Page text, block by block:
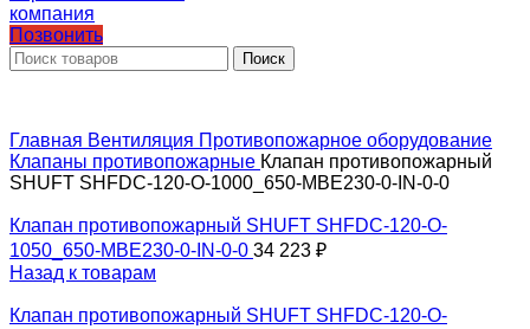
Позвонить
Поиск
Главная Вентиляция Противопожарное оборудование
Клапаны противопожарные Клапан противопожарный
SHUFT SHFDC-120-O-1000_650-MBE230-0-IN-0-0
Клапан противопожарный SHUFT SHFDC-120-O-
1050_650-MBE230-0-IN-0-0 34 223 ₽
Назад к товарам
Клапан противопожарный SHUFT SHFDC-120-O-